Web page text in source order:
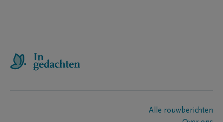
Alle rouwberichten